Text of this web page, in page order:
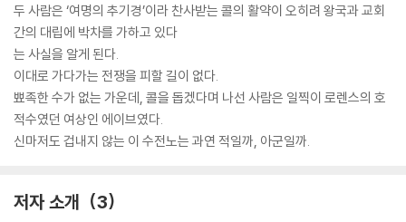
두 사람은 ‘여명의 추기경’이라 찬사받는 콜의 활약이 오히려 왕국과 교회
간의 대립에 박차를 가하고 있다
는 사실을 알게 된다.
이대로 가다가는 전쟁을 피할 길이 없다.
뾰족한 수가 없는 가운데, 콜을 돕겠다며 나선 사람은 일찍이 로렌스의 호
적수였던 여상인 에이브였다.
신마저도 겁내지 않는 이 수전노는 과연 적일까, 아군일까.
저자 소개 3